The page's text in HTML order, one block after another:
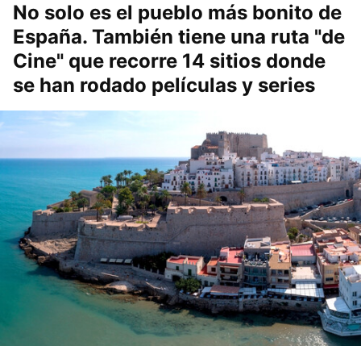
No solo es el pueblo más bonito de
España. También tiene una ruta "de
Cine" que recorre 14 sitios donde
se han rodado películas y series